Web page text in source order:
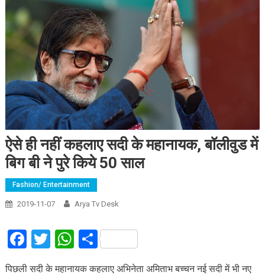
ऐसे ही नहीं कहलाए सदी के महानायक, बॉलीवुड में
बिग बी ने पुरे किये 50 साल
Fashion/ Entertainment
2019-11-07 Arya Tv Desk
Facebook
Twitter
WhatsApp
Share
पिछली सदी के महानायक कहलाए अभिनेता अमिताभ बच्चन नई सदी में भी नए